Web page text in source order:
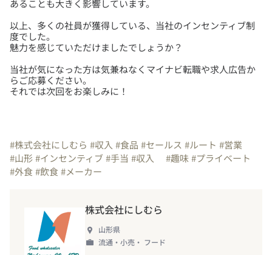
以上、多くの社員が獲得している、当社のインセンティブ制
度でした。
当社が気になった方は気兼ねなくマイナビ転職や求人広告か
らご応募ください。
それでは次回をお楽しみに！
#株式会社にしむら #収入 #食品 #セールス #ルート #営業
#山形#インセンティブ #手当 #収入 #趣味#プライベート
#外食 #飲食 #メーカー
株式会社にしむら
山形県
流通・小売・ フード